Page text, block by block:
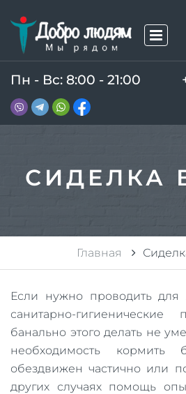
Пн - Вс: 8:00 - 21:00
СИДЕЛКА
Главная
Если нужно проводить для
санитарно-
банально этого делать не
необходимость кормить
обездвижен частично или
других случаях помощь